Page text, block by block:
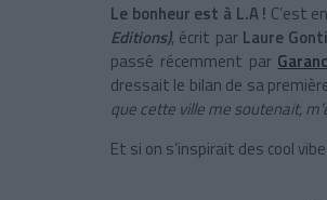
Le bonheur est à L.A ! C’est
Editions), écrit par Laure
passé récemment par
dressait le bilan de sa
que cette ville me soutenait,
Et si on s’inspirait des cool